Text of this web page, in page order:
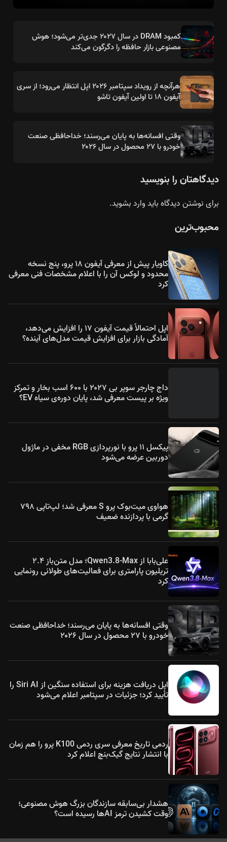
کمبود DRAM در سال ۲۰۲۷ جدی‌تر می‌شود؛ هوش
مصنوعی بازار حافظه را دگرگون می‌کند
هرآنچه از رویداد سپتامبر ۲۰۲۶ اپل انتظار می‌رود؛ از سری
آیفون ۱۸ تا اولین آیفون تاشو
وقتی افسانه‌ها به پایان می‌رسند؛ خداحافظی صنعت
خودرو با ۲۷ محصول در سال ۲۰۲۶
دیدگاهتان را بنویسید
برای نوشتن دیدگاه بایدوارد بشوید.
محبوب‌ترین
کاویار پیش از معرفی آیفون ۱۸ پرو، پنج نسخه
محدود و لوکس آن را با اعلام مشخصات فنی معرفی
کرد
اپل احتمالاً قیمت آیفون ۱۷ را افزایش می‌دهد،
آمادگی بازار برای افزایش قیمت مدل‌های آینده؟
داج چارجر سوپر بی ۲۰۲۷ با ۶۰۰ اسب بخار و تمرکز
ویژه بر پیست معرفی شد، پایان دوره‌ی سیاه EV؟
پیکسل ۱۱ پرو با نورپردازی RGB مخفی در ماژول
دوربین عرضه می‌شود
هواوی میت‌بوک پرو S معرفی شد؛ لپ‌تاپی ۷۹۸
گرمی با پردازنده ضعیف
علی‌بابا از Qwen3.8-Max؛ مدل متن‌باز ۲.۴
تریلیون پارامتری برای فعالیت‌های طولانی رونمایی
کرد
وقتی افسانه‌ها به پایان می‌رسند؛ خداحافظی صنعت
خودرو با ۲۷ محصول در سال ۲۰۲۶
اپل دریافت هزینه برای استفاده سنگین از Siri AI را
تأیید کرد؛ جزئیات در سپتامبر اعلام می‌شود
ردمی تاریخ معرفی سری ردمی K100 پرو را هم زمان
با انتشار نتایج گیک‌بنچ اعلام کرد
هشدار بی‌سابقه سازندگان بزرگ هوش مصنوعی؛
وقت کشیدن ترمز AIها رسیده است؟